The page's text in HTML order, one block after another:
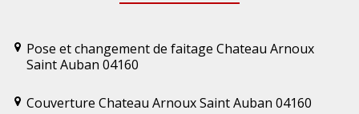
Pose et changement de faitage Chateau Arnoux
Saint Auban 04160
Couverture Chateau Arnoux Saint Auban 04160